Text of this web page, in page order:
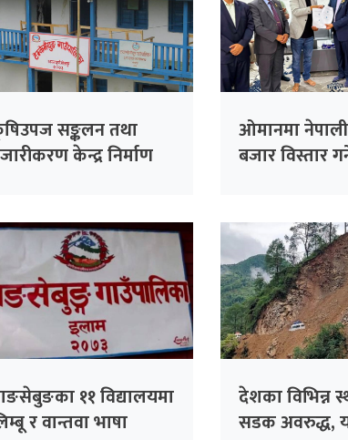
सङ्कलन तथा
केन्द्र निर्माण
ओमानमा
बजार विस्तार
११ विद्यालयमा
र वान्तवा भाषा
देशका विभिन्न
सडक अवरुद्ध,